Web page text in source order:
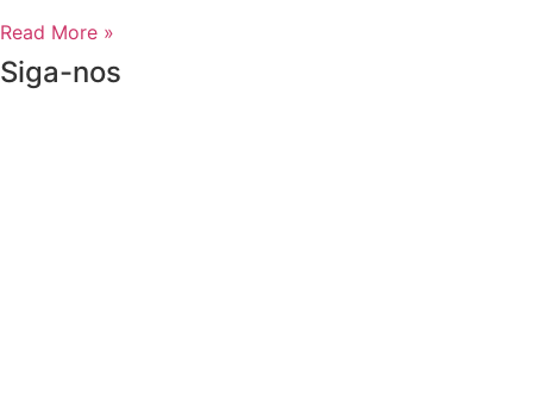
Read More »
Siga-nos